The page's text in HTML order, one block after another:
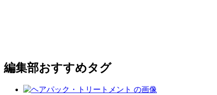
編集部おすすめタグ